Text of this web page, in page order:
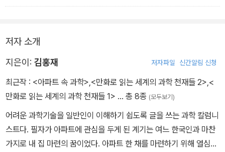
않는 것이다. -73쪽
저자 소개
지은이: 김홍재 저자파일 신간알림 신청
최근작 : <아파트 속 과학>,<만화로 읽는 세계의 과학 천재들 2>,<
만화로 읽는 세계의 과학 천재들 1> … 총 8종 (모두보기)
어려운 과학기술을 일반인이 이해하기 쉽도록 글을 쓰는 과학 칼럼니
스트다. 필자가 아파트에 관심을 두게 된 계기는 여느 한국인과 마찬
가지로 내 집 마련의 꿈이었다. 아파트 한 채를 마련하기 위해 열심히